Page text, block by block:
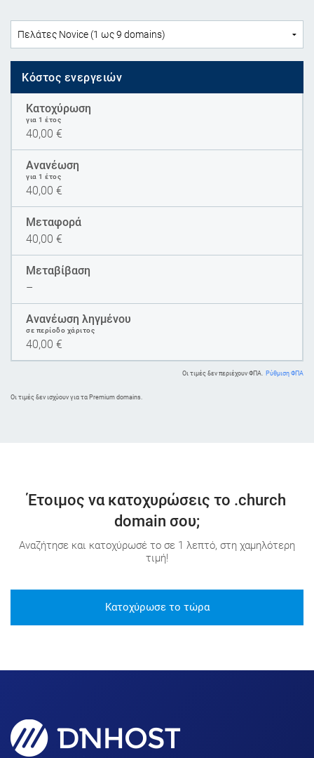
Κόστος ενεργειών
Κατοχύρωση
για 1 έτος
40,00 €
Ανανέωση
για 1 έτος
40,00 €
Μεταφορά
40,00 €
Μεταβίβαση
–
Ανανέωση ληγμένου
σε περίοδο χάριτος
40,00 €
Οι τιμές δεν περιέχουν ΦΠΑ. Ρύθμιση ΦΠΑ
Oι τιμές δεν ισχύουν για τα Premium domains.
Έτοιμος να κατοχυρώσεις το .church
domain σου;
Αναζήτησε και κατοχύρωσέ το σε 1 λεπτό, στη χαμηλότερη
τιμή!
Κατοχύρωσε το τώρα